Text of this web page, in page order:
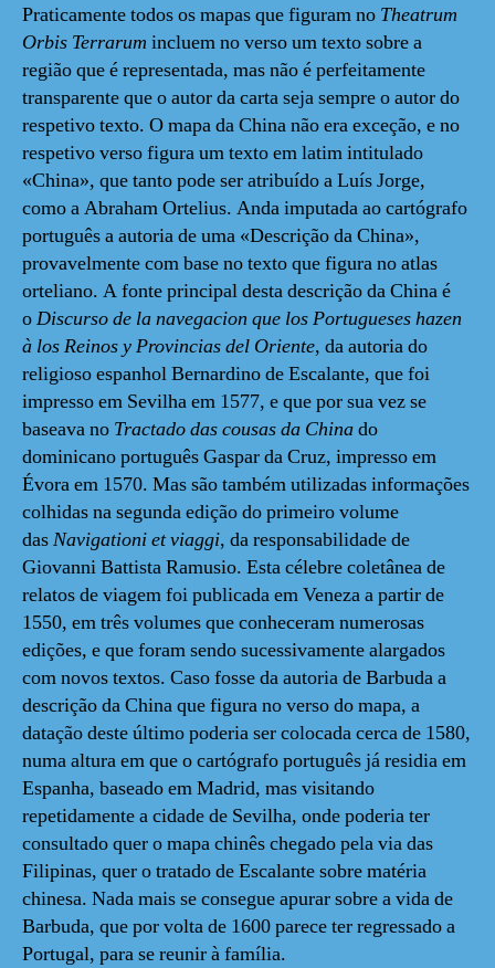
Praticamente todos os mapas que figuram no Theatrum
Orbis Terrarum incluem no verso um texto sobre a
região que é representada, mas não é perfeitamente
transparente que o autor da carta seja sempre o autor do
respetivo texto. O mapa da China não era exceção, e no
respetivo verso figura um texto em latim intitulado
«China», que tanto pode ser atribuído a Luís Jorge,
como a Abraham Ortelius. Anda imputada ao cartógrafo
português a autoria de uma «Descrição da China»,
provavelmente com base no texto que figura no atlas
orteliano. A fonte principal desta descrição da China é
oDiscurso de la navegacion que los Portugueses hazen
à los Reinos y Provincias del Oriente, da autoria do
religioso espanhol Bernardino de Escalante, que foi
impresso em Sevilha em 1577, e que por sua vez se
baseava no Tractado das cousas da Chinado
dominicano português Gaspar da Cruz, impresso em
Évora em 1570. Mas são também utilizadas informações
colhidas na segunda edição do primeiro volume
dasNavigationi et viaggi, da responsabilidade de
Giovanni Battista Ramusio. Esta célebre coletânea de
relatos de viagem foi publicada em Veneza a partir de
1550, em três volumes que conheceram numerosas
edições, e que foram sendo sucessivamente alargados
com novos textos. Caso fosse da autoria de Barbuda a
descrição da China que figura no verso do mapa, a
datação deste último poderia ser colocada cerca de 1580,
numa altura em que o cartógrafo português já residia em
Espanha, baseado em Madrid, mas visitando
repetidamente a cidade de Sevilha, onde poderia ter
consultado quer o mapa chinês chegado pela via das
Filipinas, quer o tratado de Escalante sobre matéria
chinesa. Nada mais se consegue apurar sobre a vida de
Barbuda, que por volta de 1600 parece ter regressado a
Portugal, para se reunir à família.